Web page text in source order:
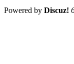
Powered by Discuz!